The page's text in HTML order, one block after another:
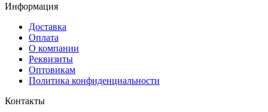
Информация
Доставка
Оплата
О компании
Реквизиты
Оптовикам
Политика конфиденциальности
Контакты